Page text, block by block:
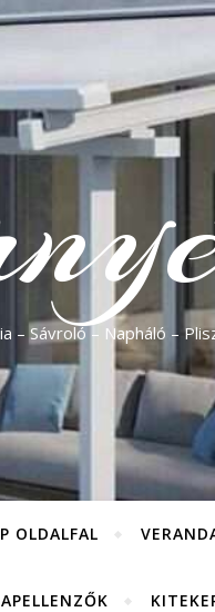
Sávroló – Napháló –
OLDALFAL